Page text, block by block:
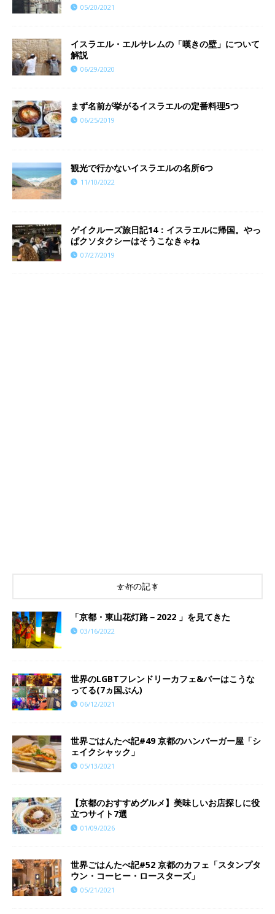
05/20/2021
イスラエル・エルサレムの「嘆きの壁」について
解説
06/29/2020
まず名前が挙がるイスラエルの定番料理5つ
06/25/2019
観光で行かないイスラエルの名所6つ
11/10/2022
ゲイクルーズ旅日記14：イスラエルに帰国。やっ
ぱクソタクシーはそうこなきゃね
07/27/2019
京都の記事
「京都・東山花灯路－2022 」を見てきた
03/16/2022
世界のLGBTフレンドリーカフェ&バーはこうな
ってる(7ヵ国ぶん)
06/12/2021
世界ごはんたべ記#49 京都のハンバーガー屋「シ
ェイクシャック」
05/13/2021
【京都のおすすめグルメ】美味しいお店探しに役
立つサイト7選
01/09/2026
世界ごはんたべ記#52 京都のカフェ「スタンプタ
ウン・コーヒー・ロースターズ」
05/21/2021